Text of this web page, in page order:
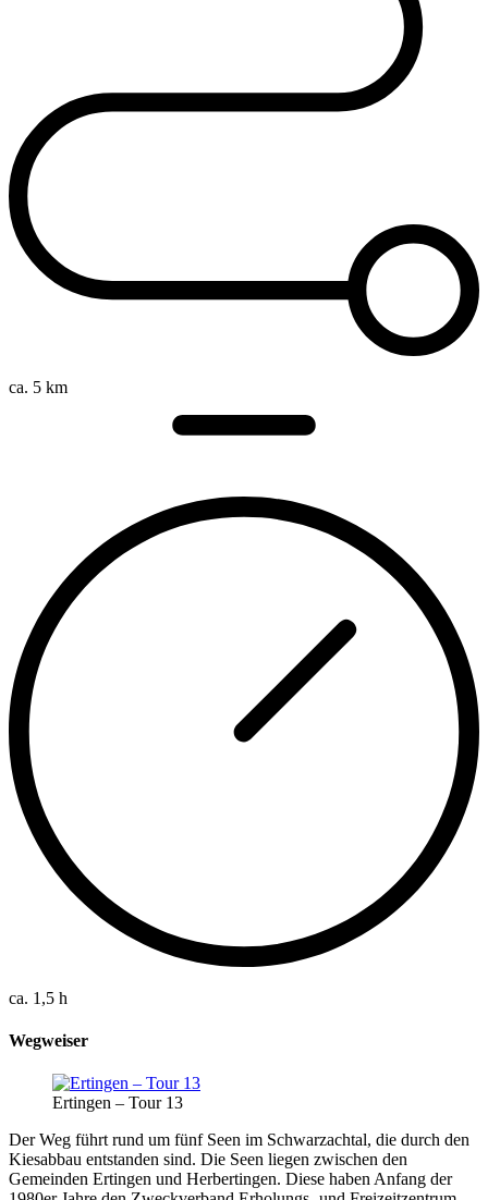
ca. 5 km
ca. 1,5 h
Wegweiser
Ertingen – Tour 13
Der Weg führt rund um fünf Seen im Schwarzachtal, die durch den
Kiesabbau entstanden sind. Die Seen liegen zwischen den
Gemeinden Ertingen und Herbertingen. Diese haben Anfang der